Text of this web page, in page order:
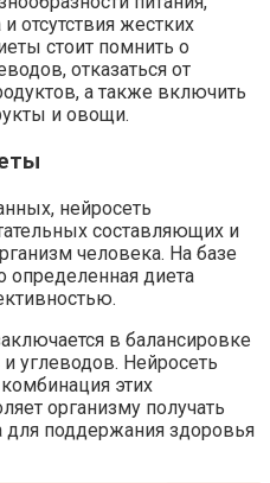
отсутствия жестких
стоит помнить о
отказаться от
а также включить
и овощи.
нейросеть
составляющих и
человека. На базе
определенная диета
в балансировке
углеводов. Нейросеть
этих
организму получать
поддержания здоровья